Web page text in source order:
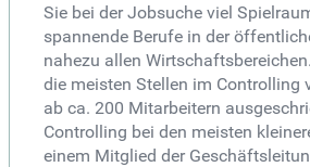
Sie bei der Jobsuche viel
spannende Berufe in der
nahezu allen
die meisten Stellen im Controlling
ab ca. 200 Mitarbeitern
Controlling bei den meisten
einem Mitglied der